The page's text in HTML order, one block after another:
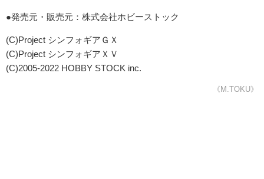
●発売元・販売元：株式会社ホビーストック
(C)Project シンフォギアＧＸ
(C)Project シンフォギアＸＶ
(C)2005-2022 HOBBY STOCK inc.
《M.TOKU》